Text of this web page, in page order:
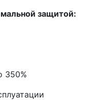
защитой:
350%